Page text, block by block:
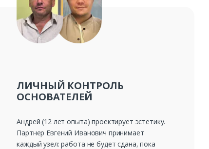
ЛИЧНЫЙ КОНТРОЛЬ
ОСНОВАТЕЛЕЙ
Андрей (12 лет опыта) проектирует эстетику.
Партнер Евгений Иванович принимает
каждый узел: работа не будет сдана, пока